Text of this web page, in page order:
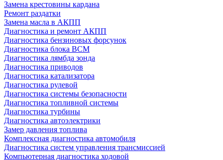
Замена крестовины кардана
Ремонт раздатки
Замена масла в АКПП
Диагностика и ремонт АКПП
Диагностика бензиновых форсунок
Диагностика блока BCM
Диагностика лямбда зонда
Диагностика приводов
Диагностика катализатора
Диагностика рулевой
Диагностика системы безопасности
Диагностика топливной системы
Диагностика турбины
Диагностика автоэлектрики
Замер давления топлива
Комплексная диагностика автомобиля
Диагностика систем управления трансмиссией
Компьютерная диагностика ходовой